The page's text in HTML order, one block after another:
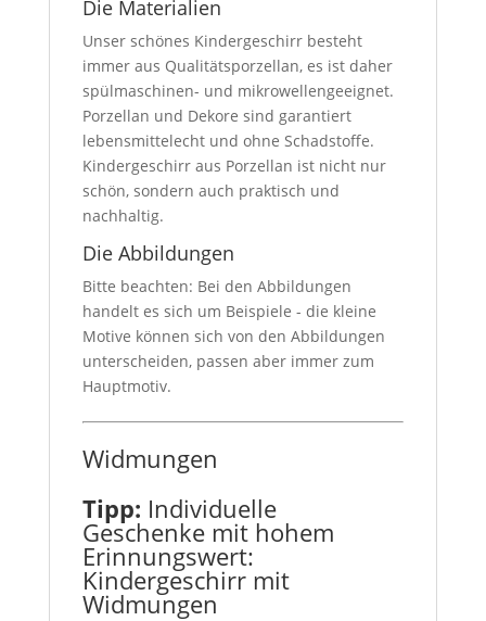
Die Materialien
Unser schönes Kindergeschirr besteht
immer aus Qualitätsporzellan, es ist daher
spülmaschinen- und mikrowellengeeignet.
Porzellan und Dekore sind garantiert
lebensmittelecht und ohne Schadstoffe.
Kindergeschirr aus Porzellan ist nicht nur
schön, sondern auch praktisch und
nachhaltig.
Die Abbildungen
Bitte beachten: Bei den Abbildungen
handelt es sich um Beispiele - die kleine
Motive können sich von den Abbildungen
unterscheiden, passen aber immer zum
Hauptmotiv.
Widmungen
Tipp: Individuelle
Geschenke mit hohem
Erinnungswert:
Kindergeschirr mit
Widmungen